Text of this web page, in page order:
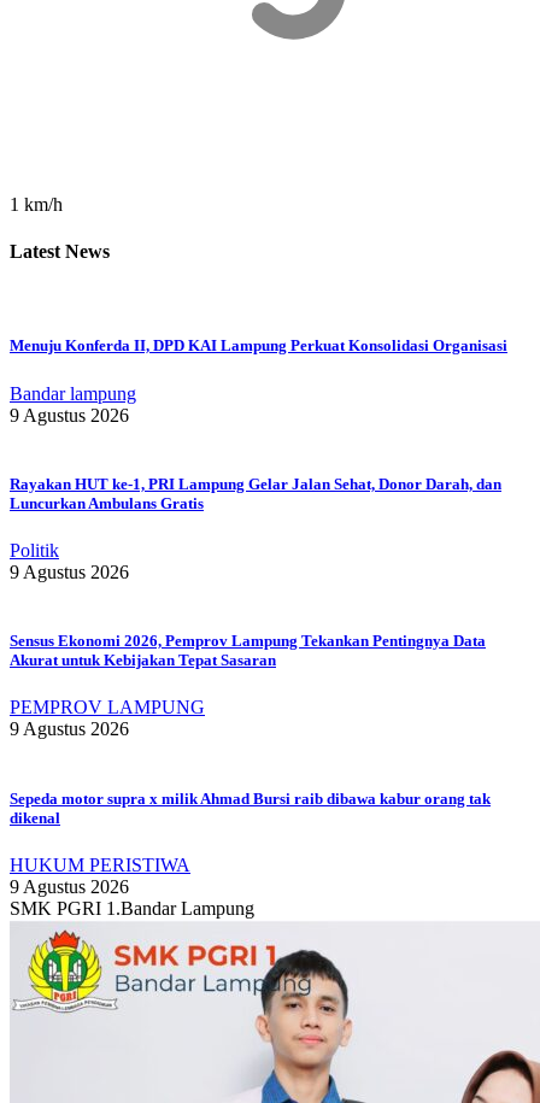
1 km/h
Latest News
Menuju Konferda II, DPD KAI Lampung Perkuat Konsolidasi Organisasi
Bandar lampung
9 Agustus 2026
Rayakan HUT ke-1, PRI Lampung Gelar Jalan Sehat, Donor Darah, dan
Luncurkan Ambulans Gratis
Politik
9 Agustus 2026
Sensus Ekonomi 2026, Pemprov Lampung Tekankan Pentingnya Data
Akurat untuk Kebijakan Tepat Sasaran
PEMPROV LAMPUNG
9 Agustus 2026
Sepeda motor supra x milik Ahmad Bursi raib dibawa kabur orang tak
dikenal
HUKUM PERISTIWA
9 Agustus 2026
SMK PGRI 1.Bandar Lampung